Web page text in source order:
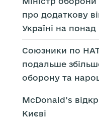
про додаткову
Україні на
Союзники по
подальше
оборону та
McDonald’s
Києві